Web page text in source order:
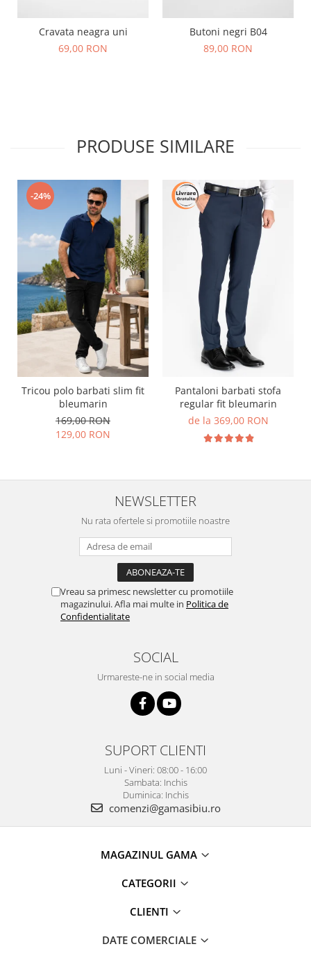
Cravata neagra uni
69,00 RON
Butoni negri B04
89,00 RON
PRODUSE SIMILARE
-24%
Tricou polo barbati slim fit
bleumarin
169,00 RON
129,00 RON
Pantaloni barbati stofa
regular fit bleumarin
de la 369,00 RON
NEWSLETTER
Nu rata ofertele si promotiile noastre
Vreau sa primesc newsletter cu promotiile
magazinului. Afla mai multe in Politica de
Confidentialitate
SOCIAL
Urmareste-ne in social media
SUPORT CLIENTI
Luni - Vineri: 08:00 - 16:00
Sambata: Inchis
Duminica: Inchis
comenzi@gamasibiu.ro
MAGAZINUL GAMA
CATEGORII
CLIENTI
DATE COMERCIALE